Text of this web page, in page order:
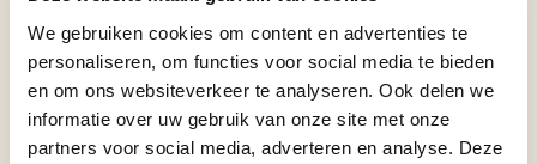
We gebruiken cookies om content en advertenties te
personaliseren, om functies voor social media te bieden
en om ons websiteverkeer te analyseren. Ook delen we
informatie over uw gebruik van onze site met onze
partners voor social media, adverteren en analyse. Deze
HORECAGOEDKOOP.NL en profiteer van de scherpe prijs!
Merk Martini
Inhoud 75cl